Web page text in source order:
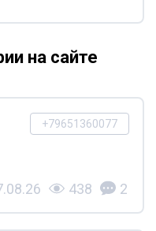
на сайте
+79651360077
438 2